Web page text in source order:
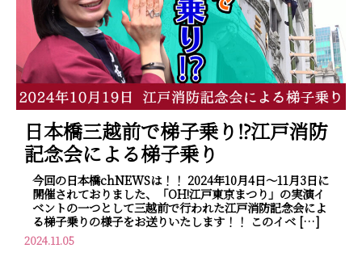
日本橋三越前で梯子乗り⁉江戸消防
記念会による梯子乗り
今回の日本橋chNEWSは！！ 2024年10月4日～11月3日に
開催されておりました、「OH!江戸東京まつり」の実演イ
ベントの一つとして三越前で行われた江戸消防記念会によ
る梯子乗りの様子をお送りいたします！！ このイベ […]
2024.11.05